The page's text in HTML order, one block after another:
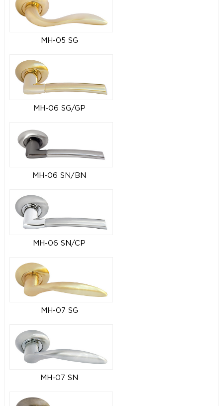
MH-05 SG
MH-06 SG/GP
MH-06 SN/BN
MH-06 SN/CP
MH-07 SG
MH-07 SN